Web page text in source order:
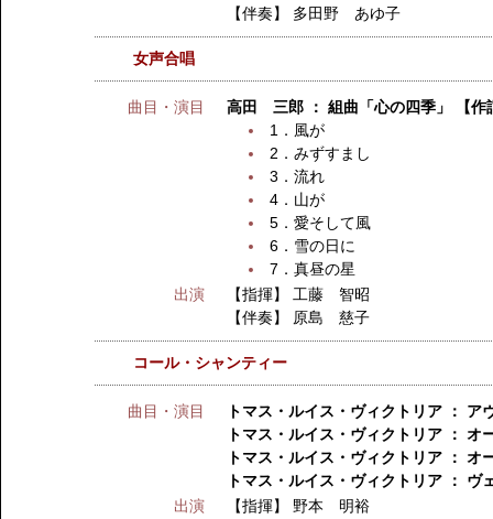
【伴奏】 多田野 あゆ子
女声合唱
曲目・演目
高田 三郎 ： 組曲「心の四季」 【
1．風が
2．みずすまし
3．流れ
4．山が
5．愛そして風
6．雪の日に
7．真昼の星
出演
【指揮】 工藤 智昭
【伴奏】
原島 慈子
コール・シャンティー
曲目・演目
トマス・ルイス・ヴィクトリア ： ア
トマス・ルイス・ヴィクトリア ： オ
トマス・ルイス・ヴィクトリア ： オ
トマス・ルイス・ヴィクトリア ：
出演
【指揮】 野本 明裕